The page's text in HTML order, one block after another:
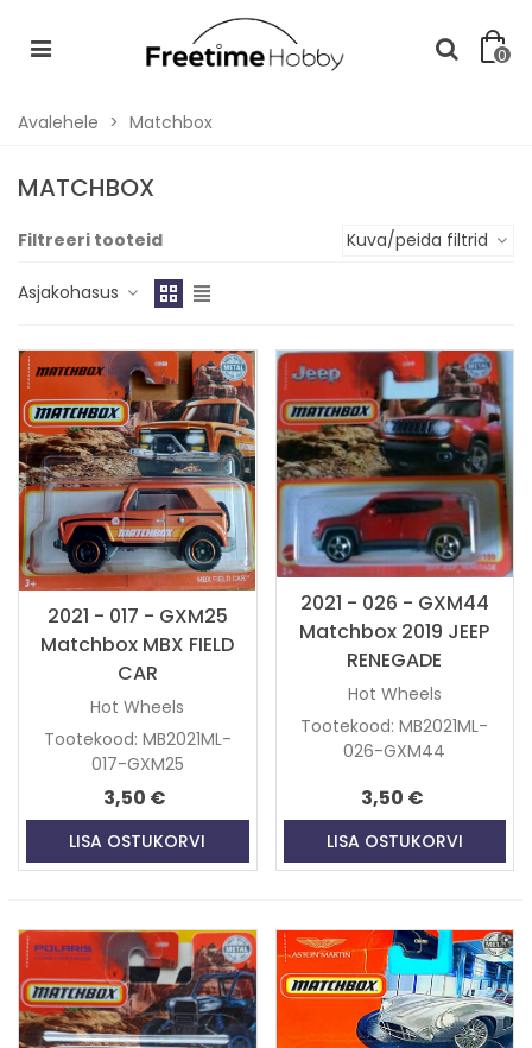
0
Avalehele > Matchbox
MATCHBOX
Filtreeri tooteid Kuva/peida filtrid
Asjakohasus
2021 - 017 - GXM25
Matchbox MBX FIELD
CAR
Hot Wheels
Tootekood: MB2021ML-
017-GXM25
3,50 €
LISA OSTUKORVI
2021 - 026 - GXM44
Matchbox 2019 JEEP
RENEGADE
Hot Wheels
Tootekood: MB2021ML-
026-GXM44
3,50 €
LISA OSTUKORVI